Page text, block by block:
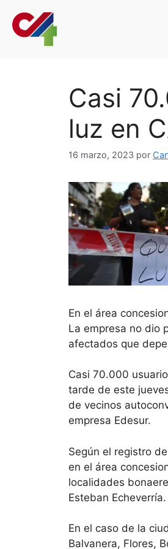
Casi
luz en
16 marzo, 2023 por
En el área
La empresa no dio
afectados que
Casi 70.000
tarde de este
de vecinos
empresa Edesur.
Según el registro
en el área
localidades
Esteban Echeverría.
En el caso de la
Balvanera, Flores,